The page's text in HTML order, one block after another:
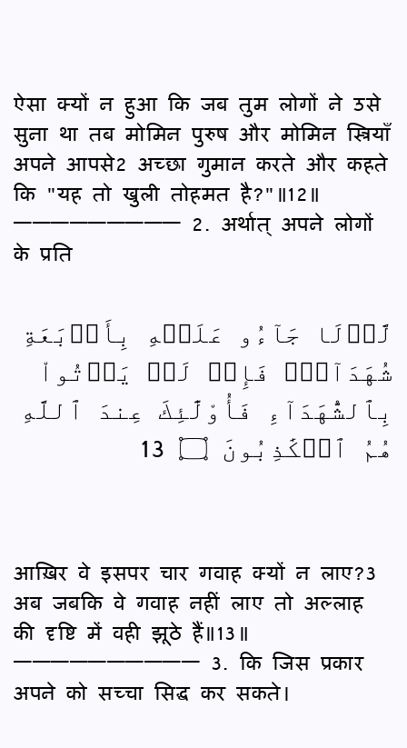
ऐसा क्यों न हुआ कि जब तुम लोगों ने उसे
सुना था तब मोमिन पुरुष और मोमिन स्त्रियाँ
अपने आपसे2 अच्छा गुमान करते और कहते
कि "यह तो खुली तोहमत है?"॥12॥
————————— 2. अर्थात् अपने लोगों
के प्रति
لَّوۡلَا جَآءُو عَلَيۡهِ بِأَرۡبَعَةِ
شُهَدَآءَۚ فَإِذۡ لَمۡ يَأۡتُواْ
بِٱلشُّهَدَآءِ فَأُوْلَٰٓئِكَ عِندَ ٱللَّهِ
هُمُ ٱلۡكَٰذِبُونَ ۝ 13
आख़िर वे इसपर चार गवाह क्यों न लाए?3
अब जबकि वे गवाह नहीं लाए तो अल्लाह
की दृष्टि में वही झूठे हैं॥13॥
—————————— 3. कि जिस प्रकार
अपने को सच्चा सिद्ध कर सकते।